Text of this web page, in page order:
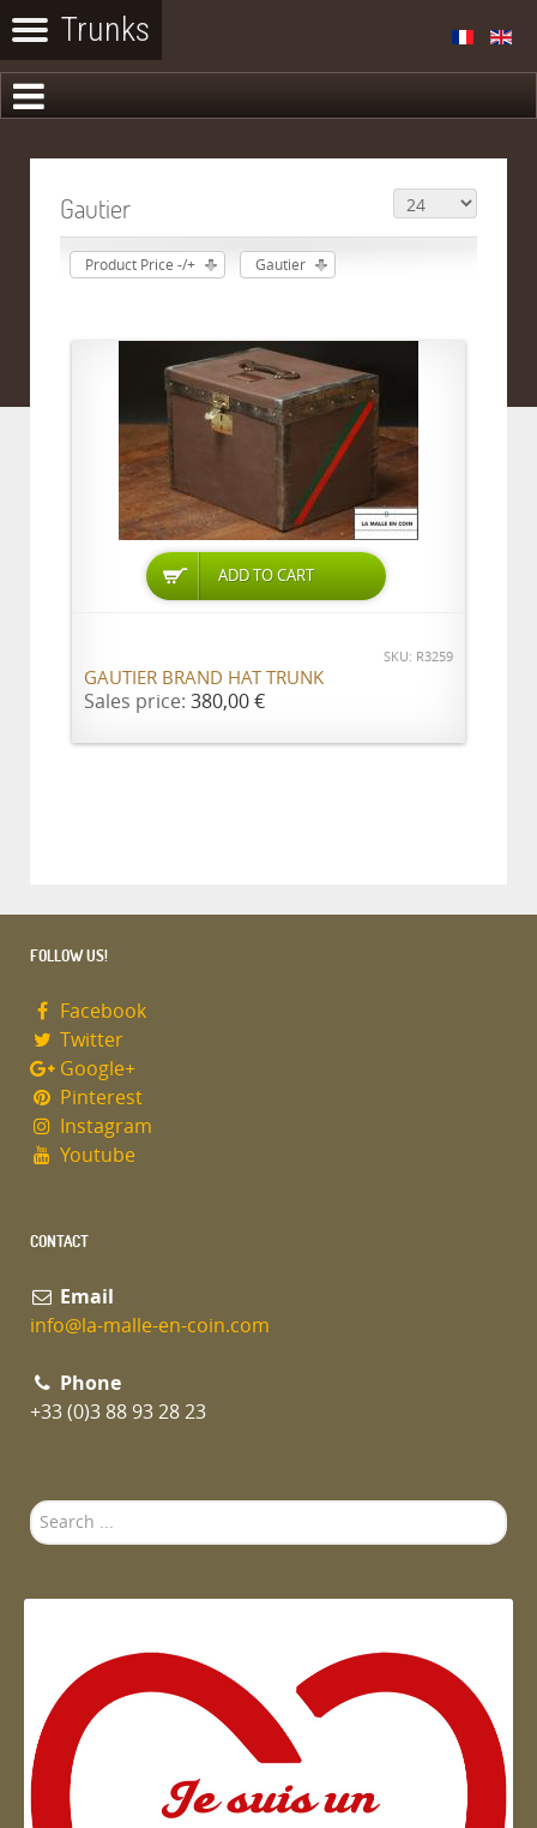
Gautier
Product Price -/+ Gautier
ADD TO CART
SKU: R3259
GAUTIER BRAND HAT TRUNK
Sales price: 380,00 €
FOLLOW US!
Facebook
Twitter
Google+
Pinterest
Instagram
Youtube
CONTACT
Email
info@la-malle-en-coin.com
Phone
+33 (0)3 88 93 28 23
Search
...